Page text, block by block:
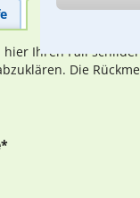
hier Ihren Fall
Die